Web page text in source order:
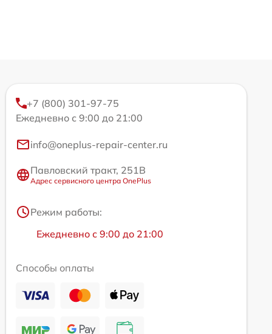
+7 (800) 301-97-75
Ежедневно с 9:00 до 21:00
info@oneplus-repair-center.ru
Павловский тракт, 251В
Адрес сервисного центра OnePlus
Режим работы:
Ежедневно с 9:00 до 21:00
Способы оплаты